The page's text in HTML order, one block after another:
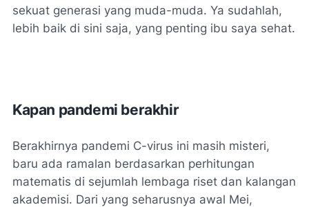
sekuat generasi yang muda-muda. Ya sudahlah,
lebih baik di sini saja, yang penting ibu saya sehat.
Kapan pandemi berakhir
Berakhirnya pandemi C-virus ini masih misteri,
baru ada ramalan berdasarkan perhitungan
matematis di sejumlah lembaga riset dan kalangan
akademisi. Dari yang seharusnya awal Mei,